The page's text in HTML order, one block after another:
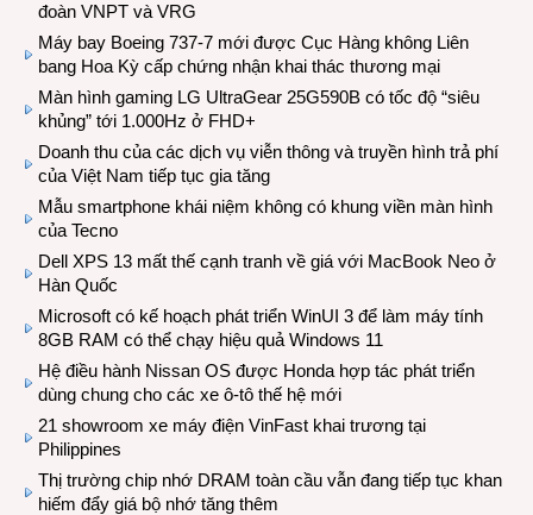
đoàn VNPT và VRG
Máy bay Boeing 737-7 mới được Cục Hàng không Liên
bang Hoa Kỳ cấp chứng nhận khai thác thương mại
Màn hình gaming LG UltraGear 25G590B có tốc độ “siêu
khủng” tới 1.000Hz ở FHD+
Doanh thu của các dịch vụ viễn thông và truyền hình trả phí
của Việt Nam tiếp tục gia tăng
Mẫu smartphone khái niệm không có khung viền màn hình
của Tecno
Dell XPS 13 mất thế cạnh tranh về giá với MacBook Neo ở
Hàn Quốc
Microsoft có kế hoạch phát triển WinUI 3 để làm máy tính
8GB RAM có thể chạy hiệu quả Windows 11
Hệ điều hành Nissan OS được Honda hợp tác phát triển
dùng chung cho các xe ô-tô thế hệ mới
21 showroom xe máy điện VinFast khai trương tại
Philippines
Thị trường chip nhớ DRAM toàn cầu vẫn đang tiếp tục khan
hiếm đẩy giá bộ nhớ tăng thêm